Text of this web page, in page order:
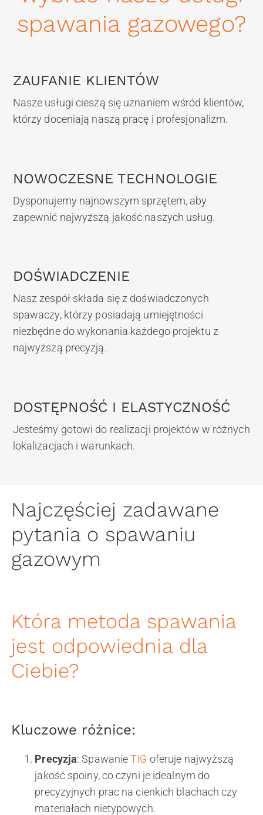
spawania gazowego?
ZAUFANIE KLIENTÓW
Nasze usługi cieszą się uznaniem wśród klientów,
którzy doceniają naszą pracę i profesjonalizm.
NOWOCZESNE TECHNOLOGIE
Dysponujemy najnowszym sprzętem, aby
zapewnić najwyższą jakość naszych usług.
DOŚWIADCZENIE
Nasz zespół składa się z doświadczonych
spawaczy, którzy posiadają umiejętności
niezbędne do wykonania każdego projektu z
najwyższą precyzją.
DOSTĘPNOŚĆ I ELASTYCZNOŚĆ
Jesteśmy gotowi do realizacji projektów w różnych
lokalizacjach i warunkach.
Najczęściej zadawane
pytania o spawaniu
gazowym
Która metoda spawania
jest odpowiednia dla
Ciebie?
Kluczowe różnice:
Precyzja: SpawanieTIG oferuje najwyższą
jakość spoiny, co czyni je idealnym do
precyzyjnych prac na cienkich blachach czy
materiałach nietypowych.